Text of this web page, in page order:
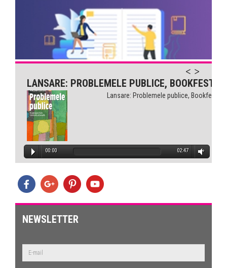
LANSARE: PROBLEMELE PUBLICE, BOOKFEST
Lansare: Problemele publice, Bookfest
00:00 02:47
NEWSLETTER